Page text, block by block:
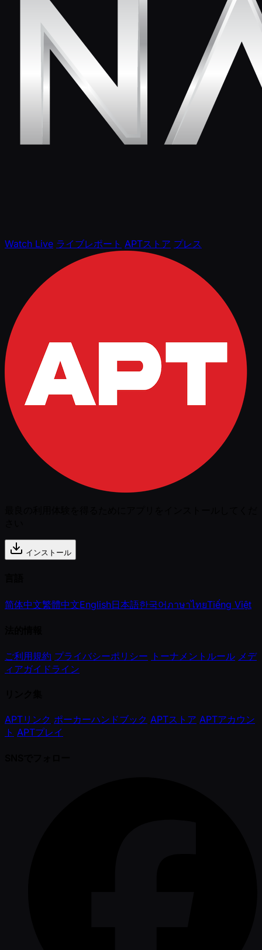
Watch Live ライブレポート APTストア プレス
インストール
简体中文繁體中文English日本語한국어ภาษาไทยTiếng Việt
ご利用規約 プライバシーポリシー トーナメントルール メデ
ィアガイドライン
APTリンク ポーカーハンドブック APTストア APTアカウン
ト APTプレイ